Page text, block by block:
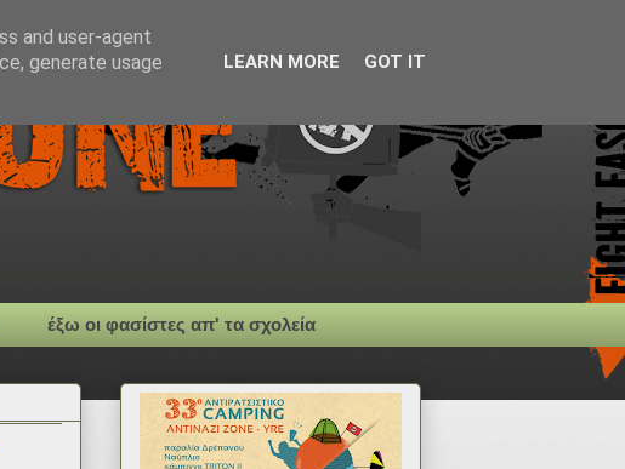
έξω οι φασίστες απ' τα σχολεία
and user-agent
generate usage
LEARN MORE GOT IT